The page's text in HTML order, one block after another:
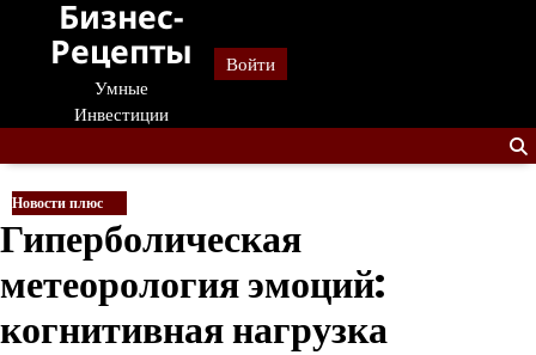
Перейти
содержанию
Бизнес-
Рецепты
Умные
Инвестиции
Войти
Новости плюс
Гиперболическая
метеорология эмоций:
когнитивная нагрузка